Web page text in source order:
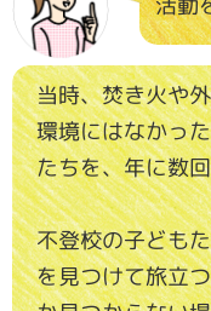
当時、焚き火や
環境にはなかっ
たちを、年に数
不登校の子ども
を見つけて旅立